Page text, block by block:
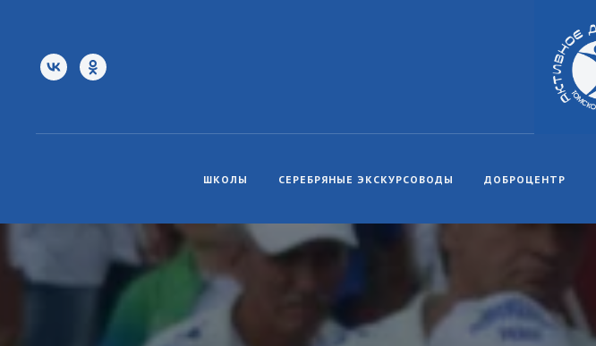
ШКОЛЫ СЕРЕБРЯНЫЕ ЭКСКУРСОВОДЫ ДОБРОЦЕНТР